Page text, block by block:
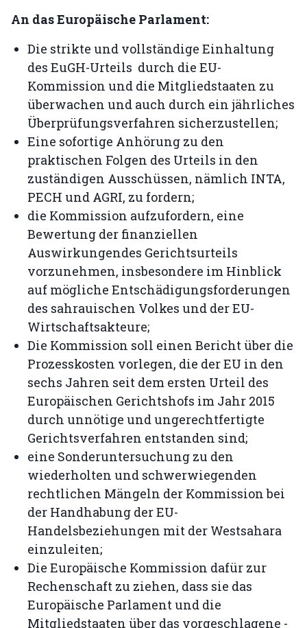
An das Europäische Parlament:
Die strikte und vollständige Einhaltung
des EuGH-Urteils durch die EU-
Kommission und die Mitgliedstaaten zu
überwachen und auch durch ein jährliches
Überprüfungsverfahren sicherzustellen;
Eine sofortige Anhörung zu den
praktischen Folgen des Urteils in den
zuständigen Ausschüssen, nämlich INTA,
PECH und AGRI, zu fordern;
die Kommission aufzufordern, eine
Bewertung der finanziellen
Auswirkungendes Gerichtsurteils
vorzunehmen, insbesondere im Hinblick
auf mögliche Entschädigungsforderungen
des sahrauischen Volkes und der EU-
Wirtschaftsakteure;
Die Kommission soll einen Bericht über die
Prozesskosten vorlegen, die der EU in den
sechs Jahren seit dem ersten Urteil des
Europäischen Gerichtshofs im Jahr 2015
durch unnötige und ungerechtfertigte
Gerichtsverfahren entstanden sind;
eine Sonderuntersuchung zu den
wiederholten und schwerwiegenden
rechtlichen Mängeln der Kommission bei
der Handhabung der EU-
Handelsbeziehungen mit der Westsahara
einzuleiten;
Die Europäische Kommission dafür zur
Rechenschaft zu ziehen, dass sie das
Europäische Parlament und die
Mitgliedstaaten über das vorgeschlagene -